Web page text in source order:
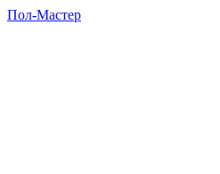
Пол-Мастер